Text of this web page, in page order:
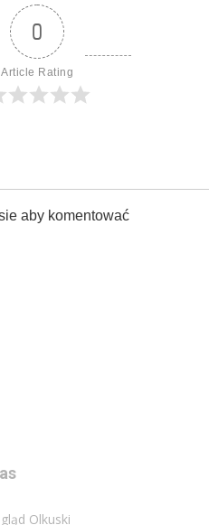
0
Article Rating
aby komentować
Olkuski